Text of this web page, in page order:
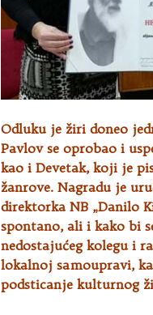
Odluku je žiri doneo
Pavlov se oprobao i
kao i Devetak, koji je
žanrove. Nagradu je
direktorka NB „Danilo
spontano, ali i kako bi
nedostajućeg kolegu i
lokalnoj samoupravi,
podsticanje kulturnog